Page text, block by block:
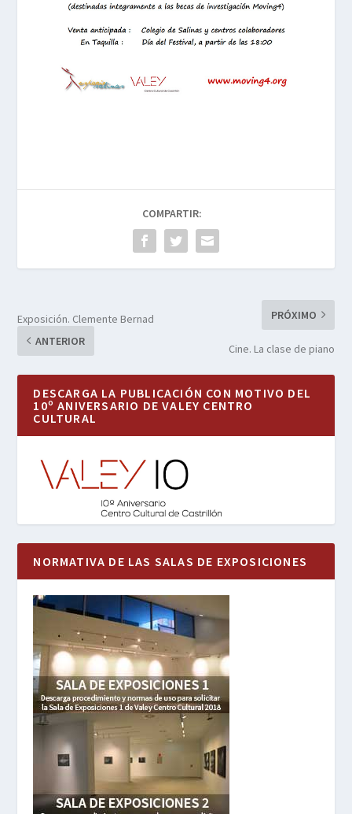
COMPARTIR:
Exposición. Clemente Bernad
ANTERIOR
PRÓXIMO
Cine. La clase de piano
DESCARGA LA PUBLICACIÓN CON MOTIVO DEL
10º ANIVERSARIO DE VALEY CENTRO
CULTURAL
NORMATIVA DE LAS SALAS DE EXPOSICIONES